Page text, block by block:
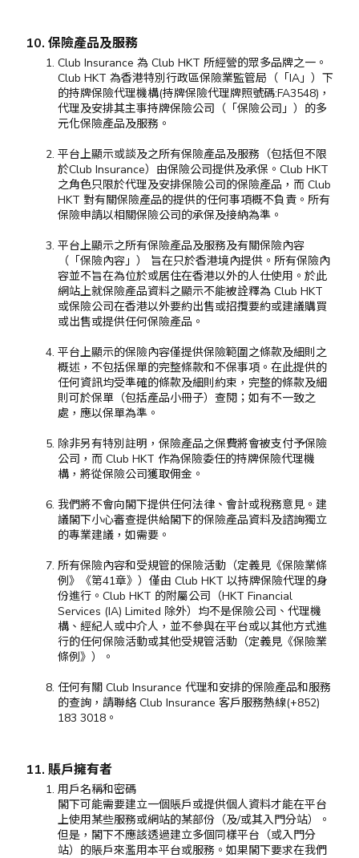
10. 保險產品及服務
Club Insurance 為 Club HKT 所經營的眾多品牌之一。
Club HKT 為香港特別行政區保險業監管局（「IA」）下
的持牌保險代理機構(持牌保險代理牌照號碼:FA3548)，
代理及安排其主事持牌保險公司（「保險公司」）的多
元化保險產品及服務。
平台上顯示或談及之所有保險產品及服務（包括但不限
於Club Insurance）由保險公司提供及承保。Club HKT
之角色只限於代理及安排保險公司的保險產品，而 Club
HKT 對有關保險產品的提供的任何事項概不負責。所有
保險申請以相關保險公司的承保及接納為準。
平台上顯示之所有保險產品及服務及有關保險內容
（「保險內容」） 旨在只於香港境內提供。所有保險內
容並不旨在為位於或居住在香港以外的人仕使用。於此
網站上就保險產品資料之顯示不能被詮釋為 Club HKT
或保險公司在香港以外要約出售或招攬要約或建議購買
或出售或提供任何保險產品。
平台上顯示的保險內容僅提供保險範圍之條款及細則之
概述，不包括保單的完整條款和不保事項。在此提供的
任何資訊均受準確的條款及細則約束，完整的條款及細
則可於保單（包括產品小冊子）查閱；如有不一致之
處，應以保單為準。
除非另有特別註明，保險產品之保費將會被支付予保險
公司，而 Club HKT 作為保險委任的持牌保險代理機
構，將從保險公司獲取佣金。
我們將不會向閣下提供任何法律、會計或稅務意見。建
議閣下小心審查提供給閣下的保險產品資料及諮詢獨立
的專業建議，如需要。
所有保險內容和受規管的保險活動（定義見《保險業條
例》《第41章》）僅由 Club HKT 以持牌保險代理的身
份進行。Club HKT 的附屬公司（HKT Financial
Services (IA) Limited 除外）均不是保險公司、代理機
構、經紀人或中介人，並不參與在平台或以其他方式進
行的任何保險活動或其他受規管活動（定義見《保險業
條例》）。
任何有關 Club Insurance 代理和安排的保險產品和服務
的查詢，請聯絡 Club Insurance 客戶服務熱線(+852)
183 3018。
11. 賬戶擁有者
用戶名稱和密碼
閣下可能需要建立一個賬戶或提供個人資料才能在平台
上使用某些服務或網站的某部份（及/或其入門分站）。
但是，閣下不應該透過建立多個同樣平台（或入門分
站）的賬戶來濫用本平台或服務。如果閣下要求在我們